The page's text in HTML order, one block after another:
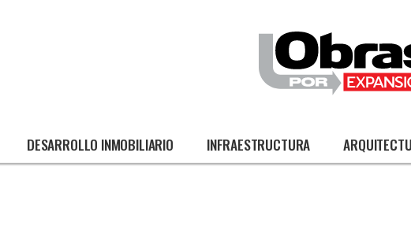
DESARROLLO INMOBILIARIO INFRAESTRUCTURA